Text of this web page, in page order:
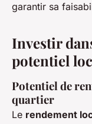
garantir sa
Investir
potentiel
Potentiel de
quartier
Le rendement